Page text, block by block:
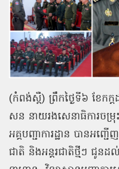
(កំពង់ស្ពឺ) ព្រឹកថ្ងៃទី៦ ខែក
សន នាយរងសេនាធិការចម្
អគ្គបញ្ជាការដ្ឋាន បានអញ្ជ
ជាតិ និងអន្តរជាតិថ្មីៗ ជូ